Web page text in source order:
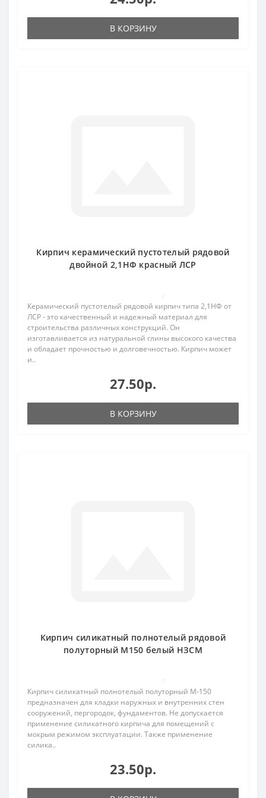
В КОРЗИНУ
Кирпич керамический пустотелый рядовой
двойной 2,1НФ красный ЛСР
Керамический пустотелый рядовой кирпич типа 2,1НФ от
ЛСР - это качественный и надежный материал для
строительства различных конструкций. Он
изготавливается из натуральной глины высокого качества
и обладает прочностью и долговечностью. Кирпич может
и..
27.50р.
В КОРЗИНУ
Кирпич силикатный полнотелый рядовой
полуторный М150 белый НЗСМ
Кирпич силикатный полнотелый полуторный М-150
предназначен для кладки наружных и внутренних стен
сооружений, пергородок, фундаментов. Не допускается
применение силикатного кирпича для помещений с
мокрым режимом эксплуатации. Также применение
силика..
23.50р.